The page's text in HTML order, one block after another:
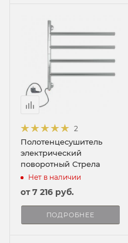
2
Полотенцесушитель
электрический
поворотный Стрела
Нет в наличии
от7 216 руб.
ПОДРОБНЕЕ